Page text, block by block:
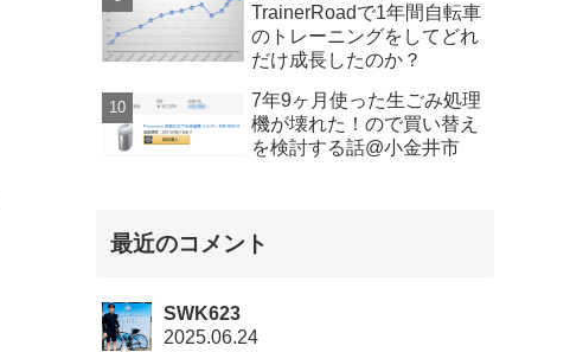
TrainerRoadで1年間自転車
のトレーニングをしてどれ
だけ成長したのか？
7年9ヶ月使った生ごみ処理
機が壊れた！ので買い替え
を検討する話@小金井市
最近のコメント
SWK623
2025.06.24